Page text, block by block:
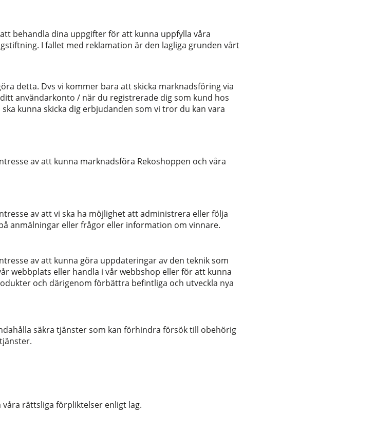
behandla dina uppgifter för att kunna uppfylla våra
I fallet med reklamation är den lagliga grunden vårt
detta. Dvs vi kommer bara att skicka marknadsföring via
användarkonto / när du registrerade dig som kund hos
kunna skicka dig erbjudanden som vi tror du kan vara
av att kunna marknadsföra Rekoshoppen och våra
av att vi ska ha möjlighet att administrera eller följa
anmälningar eller frågor eller information om vinnare.
av att kunna göra uppdateringar av den teknik som
webbplats eller handla i vår webbshop eller för att kunna
och därigenom förbättra befintliga och utveckla nya
säkra tjänster som kan förhindra försök till obehörig
rättsliga förpliktelser enligt lag.